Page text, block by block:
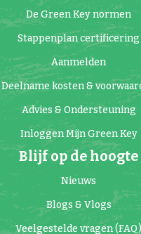
De Green Key normen
Stappenplan certificering
Aanmelden
Deelname kosten &
Advies & Ondersteuning
Inloggen Mijn Green Key
Blijf op de hoogte
Nieuws
Blogs & Vlogs
Veelgestelde vragen (FAQ)